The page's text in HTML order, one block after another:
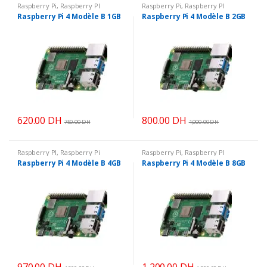
Raspberry Pi, Raspberry PI
Raspberry Pi 4 Modèle B 1GB
620.00 DH 750.00DH
Raspberry Pi, Raspberry PI
Raspberry Pi 4 Modèle B 2GB
800.00 DH 1,000.00DH
Raspberry PI, Raspberry Pi
Raspberry Pi 4 Modèle B 4GB
Raspberry Pi, Raspberry PI
Raspberry Pi 4 Modèle B 8GB